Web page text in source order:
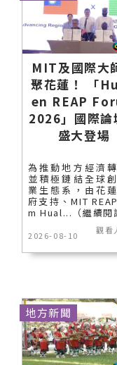
MIT及國際大
聚花蓮！ 「
en REAP
2026」國際論
盛大登場
為推動地方經濟轉
並積極鏈結全球
業生態系，由花
府支持、MIT
m Hual...（繼續閱
2026-08-10
觀看
地方新聞